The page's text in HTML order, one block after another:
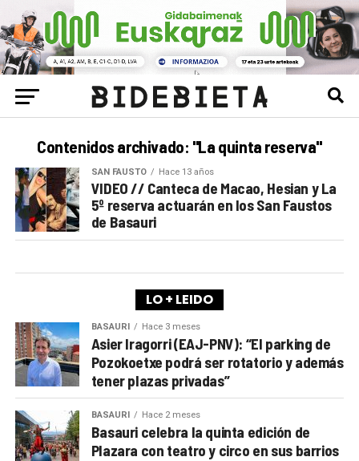
Contenidos archivado: "La quinta reserva"
SAN FAUSTO Hace 13 años
VIDEO // Canteca de Macao, Hesian y La
5º reserva actuarán en los San Faustos
de Basauri
LO + LEIDO
BASAURI Hace 3 meses
Asier Iragorri (EAJ-PNV): “El parking de
Pozokoetxe podrá ser rotatorio y además
tener plazas privadas”
BASAURI Hace 2 meses
Basauri celebra la quinta edición de
Plazara con teatro y circo en sus barrios